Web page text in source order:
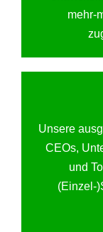
mehr-
Unsere
CEOs,
und
(Einzel-